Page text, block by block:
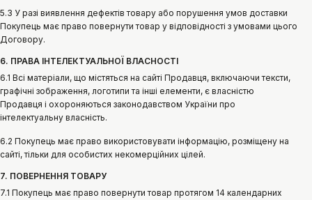
5.3 У разі виявлення дефектів товару або порушення умов доставки
Покупець має право повернути товар у відповідності з умовами цього
Договору.
6. ПРАВА ІНТЕЛЕКТУАЛЬНОЇ ВЛАСНОСТІ
6.1 Всі матеріали, що містяться на сайті Продавця, включаючи тексти,
графічні зображення, логотипи та інші елементи, є власністю
Продавця і охороняються законодавством України про
інтелектуальну власність.
6.2 Покупець має право використовувати інформацію, розміщену на
сайті, тільки для особистих некомерційних цілей.
7. ПОВЕРНЕННЯ ТОВАРУ
7.1 Покупець має право повернути товар протягом 14 календарних